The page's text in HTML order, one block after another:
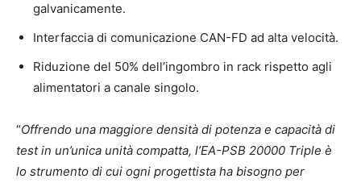
galvanicamente.
Interfaccia di comunicazione CAN-FD ad alta velocità.
Riduzione del 50% dell’ingombro in rack rispetto agli
alimentatori a canale singolo.
“Offrendo una maggiore densità di potenza e capacità di
test in un’unica unità compatta, l’EA-PSB 20000 Triple è
lo strumento di cui ogni progettista ha bisogno per